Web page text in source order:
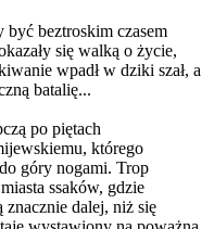
beztroskim czasem
się walką o życie,
wpadł w dziki szał, a
batalię...
po piętach
którego
góry nogami. Trop
ssaków, gdzie
dalej, niż się